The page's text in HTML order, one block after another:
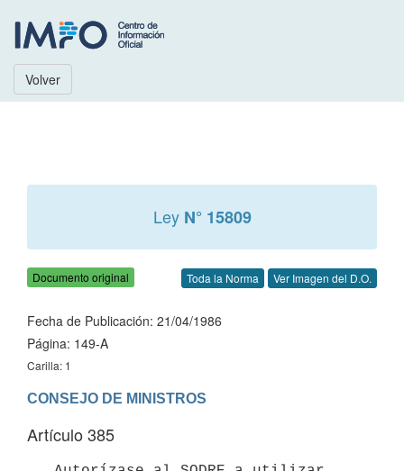
Volver
Ley N° 15809
Documento original Toda la Norma Ver Imagen del D.O.
Fecha de Publicación: 21/04/1986
Página: 149-A
Carilla: 1
CONSEJO DE MINISTROS
Artículo 385